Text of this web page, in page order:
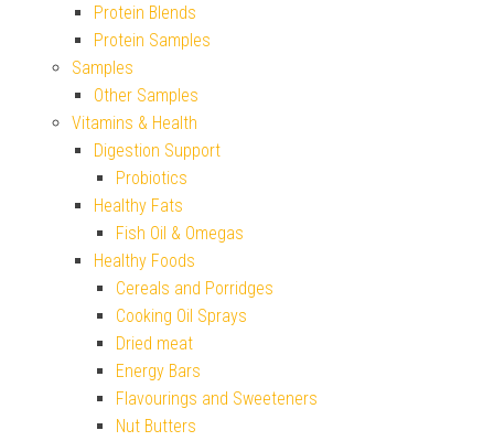
Protein Blends
Protein Samples
Samples
Other Samples
Vitamins & Health
Digestion Support
Probiotics
Healthy Fats
Fish Oil & Omegas
Healthy Foods
Cereals and Porridges
Cooking Oil Sprays
Dried meat
Energy Bars
Flavourings and Sweeteners
Nut Butters